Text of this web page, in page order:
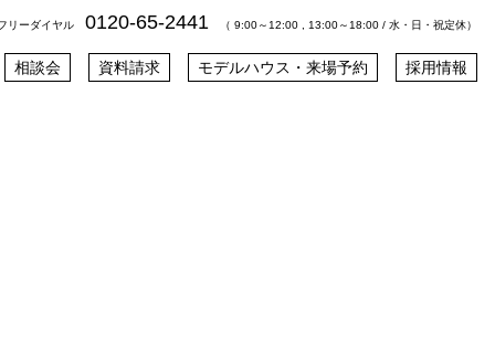
リーダイヤル 0120-65-2441 （ 9:00～12:00 , 13:00～18:00 / 水・日・祝定休）
相談会 資料請求 モデルハウス・来場予約 採用情報